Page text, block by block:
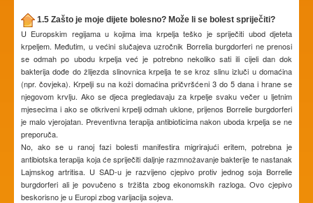
1.5 Zašto je moje dijete bolesno? Može li se bolest spriječiti?
U Europskim regijama u kojima ima krpelja teško je spriječiti ubod djeteta
krpeljem. Međutim, u većini slučajeva uzročnik Borrelia burgdorferi ne prenosi
se odmah po ubodu krpelja već je potrebno nekoliko sati ili cijeli dan dok
bakterija dođe do žlijezda slinovnica krpelja te se kroz slinu izluči u domaćina
(npr. čovjeka). Krpelji su na koži domaćina pričvršćeni 3 do 5 dana i hrane se
njegovom krvlju. Ako se djeca pregledavaju za krpelje svaku večer u ljetnim
mjesecima i ako se otkriveni krpelji odmah uklone, prijenos Borrelie burgdorferi
je malo vjerojatan. Preventivna terapija antibioticima nakon uboda krpelja se ne
preporuča.
No, ako se u ranoj fazi bolesti manifestira migrirajući eritem, potrebna je
antibiotska terapija koja će spriječiti daljnje razmnožavanje bakterije te nastanak
Lajmskog artritisa. U SAD-u je razvijeno cjepivo protiv jednog soja Borrelie
burgdorferi ali je povučeno s tržišta zbog ekonomskih razloga. Ovo cjepivo
beskorisno je u Europi zbog varijacija sojeva.